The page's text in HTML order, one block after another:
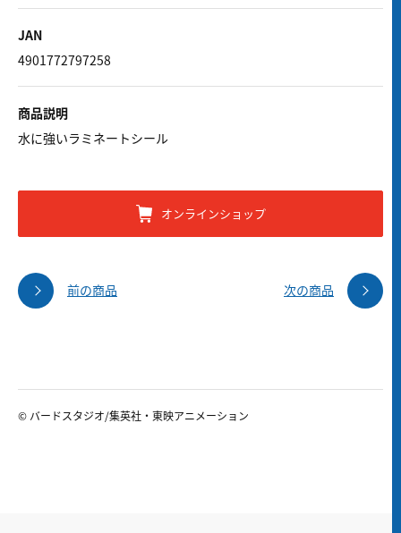
JAN
4901772797258
商品説明
水に強いラミネートシール
オンラインショップ
前の商品 次の商品
© バードスタジオ/集英社・東映アニメーション